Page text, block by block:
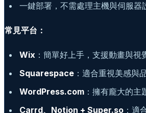
一鍵部署，不需處理主機與伺服器
常見平台：
Wix：簡單好上手，支援動畫與視
Squarespace：適合重視美感與
WordPress.com：擁有龐大的主
Carrd、Notion + Super.so：適